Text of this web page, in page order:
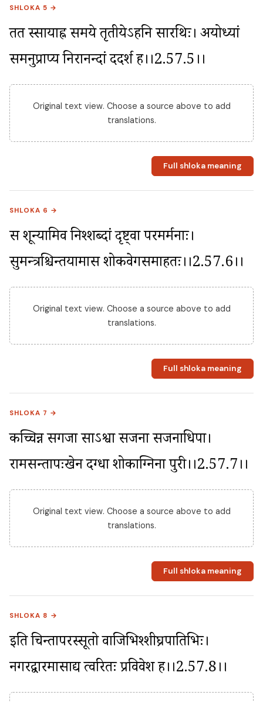
SHLOKA 5 →
तत स्सायाह्न समये तृतीयेऽहनि सारथिः। अयोध्यां
समनुप्राप्य निरानन्दां ददर्श ह।।2.57.5।।
Original text view. Choose a source above to add
translations.
Full shloka meaning
SHLOKA 6 →
स शून्यामिव निश्शब्दां दृष्ट्वा परमदुर्मनाः।
सुमन्त्रश्चिन्तयामास शोकवेगसमाहतः।।2.57.6।।
Original text view. Choose a source above to add
translations.
Full shloka meaning
SHLOKA 7 →
कच्चिन्न सगजा साऽश्वा सजना सजनाधिपा।
रामसन्तापदुःखेन दग्धा शोकाग्निना पुरी।।2.57.7।।
Original text view. Choose a source above to add
translations.
Full shloka meaning
SHLOKA 8 →
इति चिन्तापरस्सूतो वाजिभिश्शीघ्रपातिभिः।
नगरद्वारमासाद्य त्वरितः प्रविवेश ह।।2.57.8।।